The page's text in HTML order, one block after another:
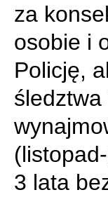
za
osobie i
Policję,
3 lata